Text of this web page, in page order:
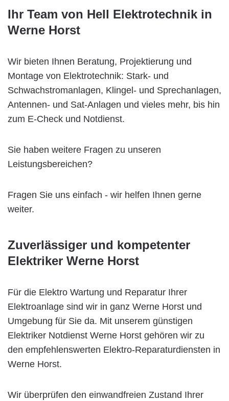
Ihr Team von Hell Elektrotechnik in
Werne Horst
Wir bieten Ihnen Beratung, Projektierung und
Montage von Elektrotechnik: Stark- und
Schwachstromanlagen, Klingel- und Sprechanlagen,
Antennen- und Sat-Anlagen und vieles mehr, bis hin
zum E-Check und Notdienst.
Sie haben weitere Fragen zu unseren
Leistungsbereichen?
Fragen Sie uns einfach - wir helfen Ihnen gerne
weiter.
Zuverlässiger und kompetenter
Elektriker Werne Horst
Für die Elektro Wartung und Reparatur Ihrer
Elektroanlage sind wir in ganz Werne Horst und
Umgebung für Sie da. Mit unserem günstigen
Elektriker Notdienst Werne Horst gehören wir zu
den empfehlenswerten Elektro-Reparaturdiensten in
Werne Horst.
Wir überprüfen den einwandfreien Zustand Ihrer